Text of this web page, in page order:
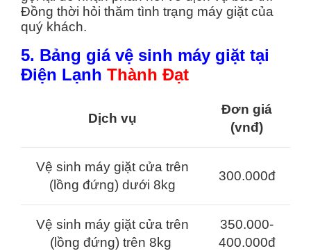
Đồng thời hỏi thăm tình trạng máy giặt của
quý khách.
5. Bảng giá vệ sinh máy giặt tại
Điện Lạnh Thành Đạt
Dịch vụ
Đơn giá
(vnđ)
Vệ sinh máy giặt cửa trên
(lồng đứng) dưới 8kg
300.000đ
Vệ sinh máy giặt cửa trên
(lồng đứng) trên 8kg
350.000-
400.000đ